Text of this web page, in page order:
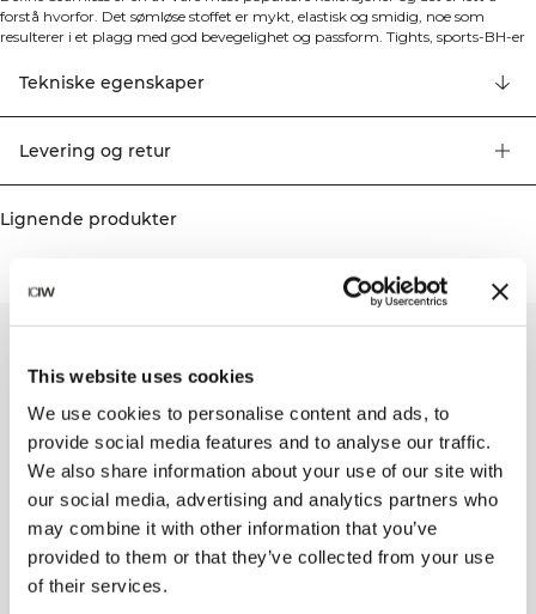
This website uses cookies
We use cookies to personalise content and ads, to
provide social media features and to analyse our traffic.
We also share information about your use of our site with
our social media, advertising and analytics partners who
may combine it with other information that you’ve
provided to them or that they’ve collected from your use
of their services.
forstå hvorfor. Det sømløse stoffet er mykt, elastisk og smidig, noe som
resulterer i et plagg med god bevegelighet og passform. Tights, sports-BH-er
til mange ulike typer trening. 4-veis elastisk stoff i den seneste sømløse
teknologien for å øke bevegelighet under trening. ICIW-logo foran.
ICANIWILL-logo bak. YKK 1/4-glidelås foran. SWEATTECH™. Kort passform.
Tekniske egenskaper
Levering og retur
Lignende produkter